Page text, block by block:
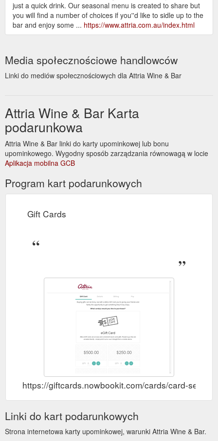
just a quick drink. Our seasonal menu is created to share but
you will find a number of choices if you''d like to sidle up to the
bar and enjoy some ... https://www.attria.com.au/index.html
Media społecznościowe handlowców
Linki do mediów społecznościowych dla Attria Wine & Bar
Attria Wine & Bar Karta
podarunkowa
Attria Wine & Bar linki do karty upominkowej lub bonu
upominkowego. Wygodny sposób zarządzania równowagą w locie
Aplikacja mobilna GCB
Program kart podarunkowych
Gift Cards
https://giftcards.nowbookit.com/cards/card-
Linki do kart podarunkowych
Strona internetowa karty upominkowej, warunki Attria Wine & Bar.